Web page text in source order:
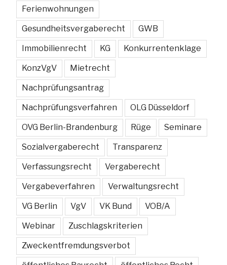
Ferienwohnungen
Gesundheitsvergaberecht GWB
Immobilienrecht KG Konkurrentenklage
KonzVgV Mietrecht
Nachprüfungsantrag
Nachprüfungsverfahren OLG Düsseldorf
OVG Berlin-Brandenburg Rüge Seminare
Sozialvergaberecht Transparenz
Verfassungsrecht Vergaberecht
Vergabeverfahren Verwaltungsrecht
VG Berlin VgV VK Bund VOB/A
Webinar Zuschlagskriterien
Zweckentfremdungsverbot